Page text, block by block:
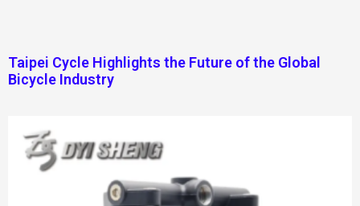
Taipei Cycle Highlights the Future of the Global
Bicycle Industry